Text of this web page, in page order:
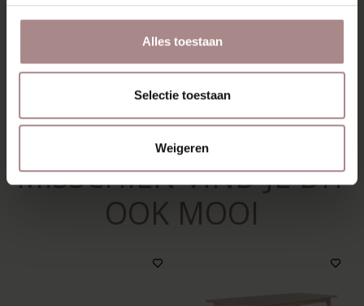
Alles toestaan
Selectie toestaan
Weigeren
VERPAKKING & MONTAGE
KLEURSTAAL BESTELLEN
AFMETINGEN & HANDLEIDING
MISSCHIEN VIND JE DIT
OOK MOOI